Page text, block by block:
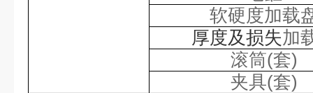
软硬度加载
厚度及损失加
滚筒(套)
夹具(套)